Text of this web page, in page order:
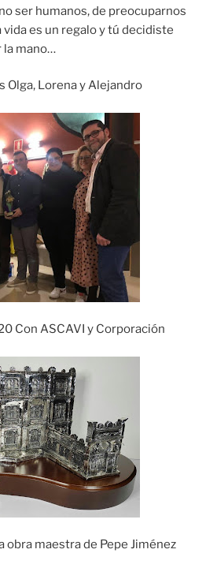
ser humanos, de preocuparnos
vida es un regalo y tú decidiste
la mano…
Olga, Lorena y Alejandro
Con ASCAVI y Corporación
obra maestra de Pepe Jiménez